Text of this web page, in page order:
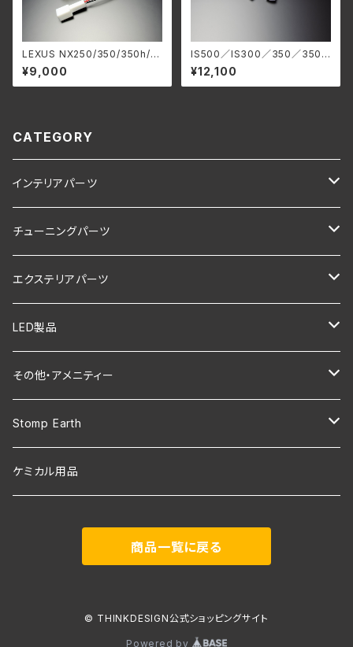
LEXUS NX250/350/350h/4
50h+ バックドアランプ
¥9,000
IS500／IS300／350／350h
2021y〜 LEDウインカーバ
ルブキット
¥12,100
CATEGORY
インテリアパーツ
LEXUS NX250/350/350h/450h+
LEXUS NX200t/300/300h (10系)
LEXUS CT200h
LEXUS RX200t/300/450h (20系)
LEXUS UX200/250h
LEXUS RX500h/RX450h+/RX350
LEXUS UX300h
チューニングパーツ
LEXUS NX250/350/350h/450h+
LEXUS IS200t/250/300/350/300h
LEXUS UX200/250h
LEXUS RC200t/350/300h
LEXUS RC F(USC10)
LEXUS GS F(URL10)
LEXUS ES300h
エクステリアパーツ
LEXUS LBX
LED製品
LEXUS NX250/350/350h/450h+
LEXUS UX200/250h
LEXUS RX500h/RX450h+/RX350
LEXUS IS500/ 350/ 300 / 300h
その他・アメニティー
エンブレム・カッティングステッカー
NOCO
Stomp Earth
GOAL ZERO用
ケミカル用品
商品一覧に戻る
© THINKDESIGN公式ショッピングサイト
Powered by